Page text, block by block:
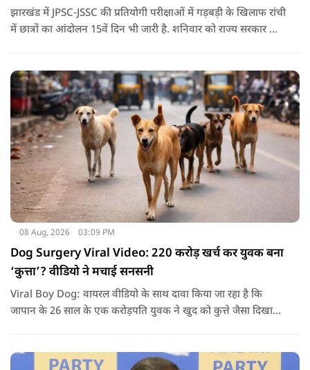
झारखंड में JPSC-JSSC की प्रतियोगी परीक्षाओं में गड़बड़ी के खिलाफ रांची
में छात्रों का आंदोलन 15वें दिन भी जारी है. शनिवार को राज्य सरकार और
08 Aug, 2026 03:09 PM
Dog Surgery Viral Video: 220 करोड़ खर्च कर युवक बना
‘कुत्ता’? वीडियो ने मचाई सनसनी
Viral Boy Dog: वायरल वीडियो के साथ दावा किया जा रहा है कि
जापान के 26 साल के एक करोड़पति युवक ने खुद को कुत्ते जैसा दिखाने
करवाईं और अब वह कुत्ते की तरह दिखने, चलने और रहने की कोशिश